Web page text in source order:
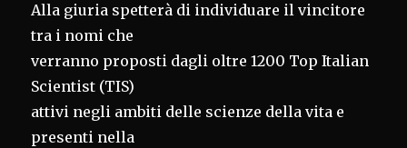
Alla giuria spetterà di individuare il vincitore
tra i nomi che
verranno proposti dagli oltre 1200 Top Italian
Scientist (TIS)
attivi negli ambiti delle scienze della vita e
presenti nella